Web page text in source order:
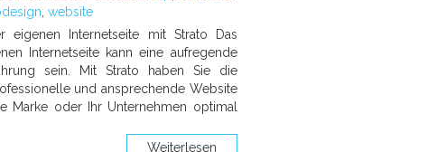
website
eigenen Internetseite mit Strato Das
Internetseite kann eine aufregende
sein. Mit Strato haben Sie die
und ansprechende Website
Marke oder Ihr Unternehmen optimal
Weiterlesen